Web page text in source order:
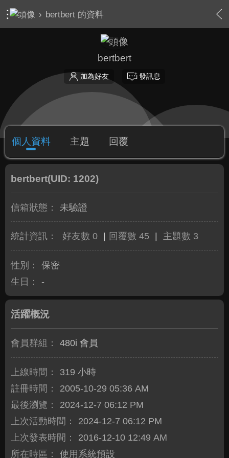
› bertbert 的資料
bertbert
加為好友 發訊息
個人資料 主題 回覆
bertbert(UID: 1202)
信箱狀態： 未驗證
統計資訊： 好友數 0 回覆數 45 主題數 3
性別：
保密
生日：
-
活躍概況
會員群組： 480i 會員
上線時間：
319 小時
註冊時間：
2005-10-29 05:36 AM
最後瀏覽：
2024-12-7 06:12 PM
上次活動時間：
2024-12-7 06:12 PM
上次發表時間：
2016-12-10 12:49 AM
所在時區：
使用系統預設